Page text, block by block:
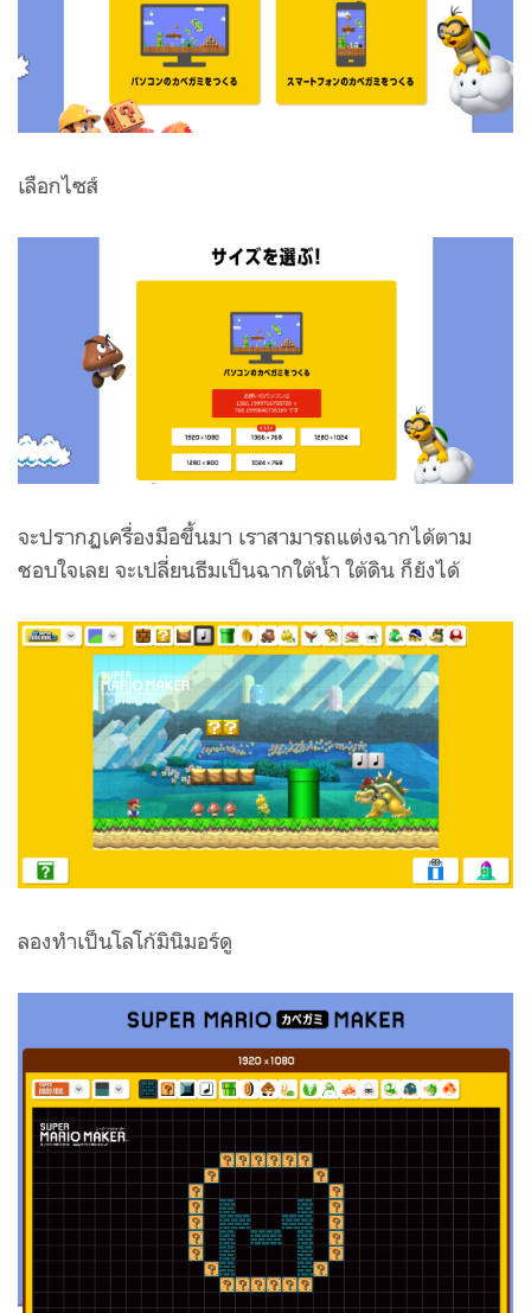
เลือกไซส์
จะปรากฏเครื่องมือขึ้นมา เราสามารถแต่งฉากได้ตาม
ชอบใจเลย จะเปลี่ยนธีมเป็นฉากใต้น้ำ ใต้ดิน ก็ยังได้
ลองทำเป็นโลโก้มินิมอร์ดู